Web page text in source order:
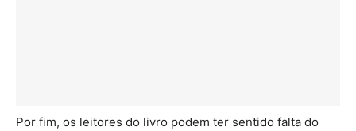
Por fim, os leitores do livro podem ter sentido falta do